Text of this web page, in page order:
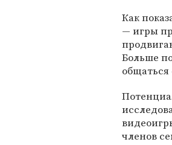
Как
— игры
Больше
общаться
членов